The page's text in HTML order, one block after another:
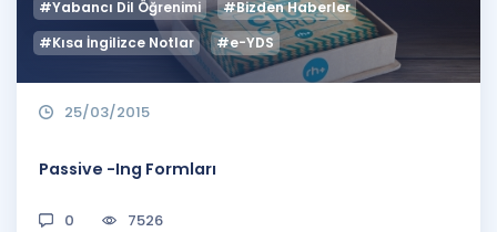
#Yabancı Dil Öğrenimi
#Bizden Haberler
#Kısa İngilizce Notlar
#e-YDS
25/03/2015
Passive -Ing Formları
0 7526